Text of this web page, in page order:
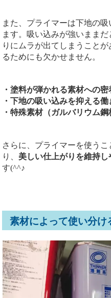
また、プライマーは下地の
ます。吸い込みが強いまま
りにムラが出てしまうこと
るためにも欠かせません。
・塗料が弾かれる素材への密
・下地の吸い込みを抑える働
・特殊素材（ガルバリウム
さらに、プライマーを使う
り、 美しい仕上がりを維持し
す(^^♪
素材によって使い分け